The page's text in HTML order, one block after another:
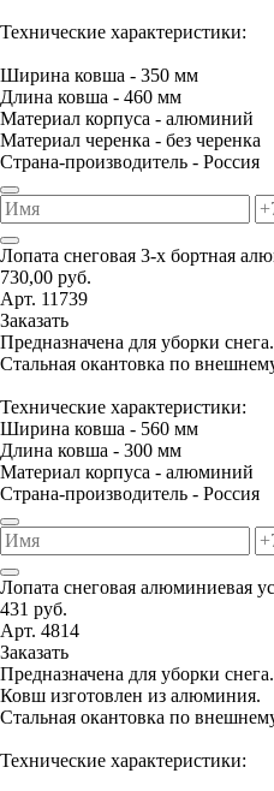
Технические характеристики:
Ширина ковша - 350 мм
Длина ковша - 460 мм
Материал корпуса - алюминий
Материал черенка - без черенка
Страна-производитель - Россия
Лопата снеговая 3-х бортная
730,00 руб.
Арт. 11739
Заказать
Предназначена для уборки
Стальная окантовка по
Технические характеристики:
Ширина ковша - 560 мм
Длина ковша - 300 мм
Материал корпуса - алюминий
Страна-производитель - Россия
Лопата снеговая алюминиевая
431 руб.
Арт. 4814
Заказать
Предназначена для уборки снега.
Ковш изготовлен из алюминия.
Стальная окантовка по
Технические характеристики: